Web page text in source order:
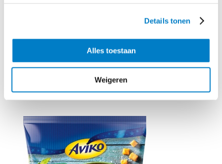
Details tonen
Alles toestaan
Weigeren
lamskoteletjes of gebakken grote garnalen.
Benodigd product